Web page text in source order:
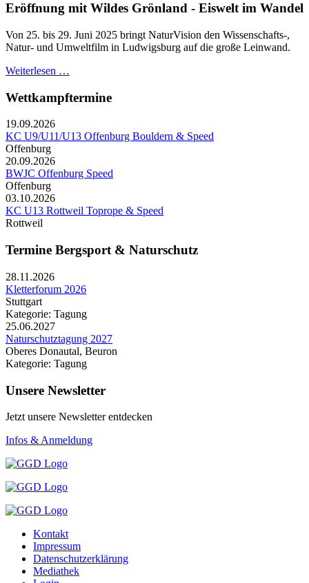
Eröffnung mit Wildes Grönland - Eiswelt im Wandel
Von 25. bis 29. Juni 2025 bringt NaturVision den Wissenschafts-,
Natur- und Umweltfilm in Ludwigsburg auf die große Leinwand.
Weiterlesen …
Wettkampftermine
19.09.2026
KC U9/U11/U13 Offenburg Bouldern & Speed
Offenburg
20.09.2026
BWJC Offenburg Speed
Offenburg
03.10.2026
KC U13 Rottweil Toprope & Speed
Rottweil
Termine Bergsport & Naturschutz
28.11.2026
Kletterforum 2026
Stuttgart
Kategorie: Tagung
25.06.2027
Naturschutztagung 2027
Oberes Donautal, Beuron
Kategorie: Tagung
Unsere Newsletter
Jetzt unsere Newsletter entdecken
Infos & Anmeldung
Kontakt
Impressum
Datenschutzerklärung
Mediathek